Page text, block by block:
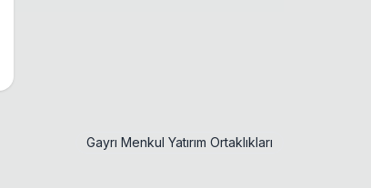
Gayrı Menkul Yatırım Ortaklıkları